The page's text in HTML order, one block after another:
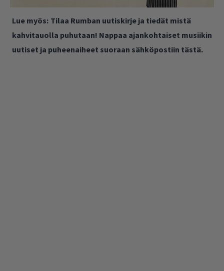
Lue myös: Tilaa Rumban uutiskirje ja tiedät mistä
kahvitauolla puhutaan! Nappaa ajankohtaiset musiikin
uutiset ja puheenaiheet suoraan sähköpostiin tästä.